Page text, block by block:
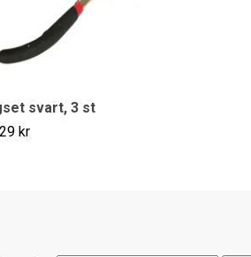
svart, 3 st
kr